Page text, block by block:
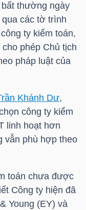
thường ngày
các tờ trình
ty kiểm toán,
phép Chủ tịch
pháp luật của
Khánh Dư,
công ty kiểm
linh hoạt hơn
vẫn phù hợp theo
toán chưa được
Công ty hiện đã
Young (EY) và